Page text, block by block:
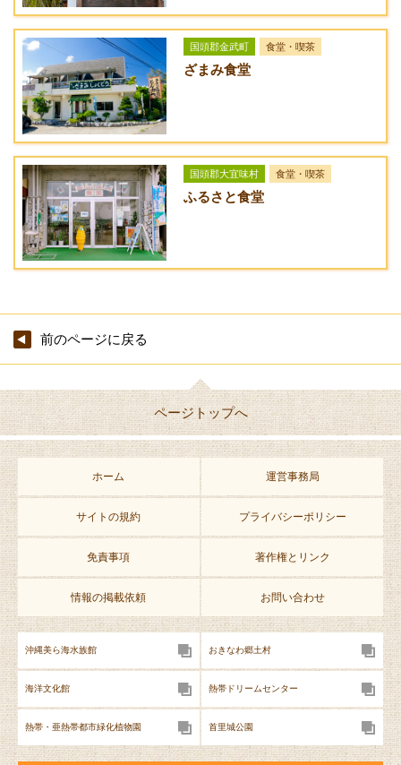
URL
The British Wine and Tea Shop（ザ・ブリティッシュ・ワイ
ン・アンド・ティー・ショップ）
アクセス方法
沖縄自動車道・許田インターから国道58号線へ入り、辺戸岬方
面へ北上。名護市の白銀橋（東）交差点を左折し、県道84号線
を本部方面へ。伊豆味地域入口辺りで「車えび」の看板に従っ
て旧道路へ左折。150m程進むと下へ降りていく道があるので
そこを左折。案内板があるので案内板に従って進む。
焼きたてロックスコ
ーン ジャム＆クロ
テッドクリーム添え
530円
レアチーズケーキ
ブルーベリーコンポ
ート添え
420円
チョコレートケーキ 420円
パブロバ（メレンゲ
のデザート）
420円
ベイリーズ・パルフ
ェ
420円
ランチ 2,500円
ディナー 3,500円
アフタヌーンティー 2,000円
ワイン・ドリンク 料金
クリングワイン
メニュー、及び料金は予告なく変更する場合があります。
詳しくはこちらをご覧ください。
国頭郡金武町 食堂・喫茶
ざまみ食堂
国頭郡大宜味村 食堂・喫茶
ふるさと食堂
前のページに戻る
ページトップへ
ホーム 運営事務局
サイトの規約 プライバシーポリシー
免責事項 著作権とリンク
情報の掲載依頼 お問い合わせ
沖縄美ら海水族館 おきなわ郷土村
海洋文化館 熱帯ドリームセンター
熱帯・亜熱帯都市緑化植物園 首里城公園